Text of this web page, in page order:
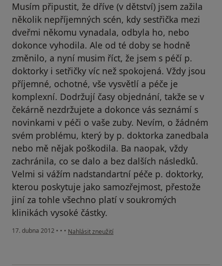
Musím připustit, že dříve (v dětství) jsem zažila
několik nepříjemných scén, kdy sestřička mezi
dveřmi někomu vynadala, odbyla ho, nebo
dokonce vyhodila. Ale od té doby se hodně
změnilo, a nyní musim říct, že jsem s péčí p.
doktorky i setřičky víc než spokojená. Vždy jsou
příjemné, ochotné, vše vysvětlí a péče je
komplexní. Dodržují časy objednání, takže se v
čekárně nezdržujete a dokonce vás seznámí s
novinkami v péči o vaše zuby. Nevím, o žádném
svém problému, který by p. doktorka zanedbala
nebo mě nějak poškodila. Ba naopak, vždy
zachránila, co se dalo a bez dalších následků.
Velmi si vážím nadstandartní péče p. doktorky,
kterou poskytuje jako samozřejmost, přestože
jiní za tohle všechno platí v soukromých
klinikách vysoké částky.
17. dubna 2012 • • • podle názoru uživatele Váš účet byl odstraněn
Nahlásit zneužití